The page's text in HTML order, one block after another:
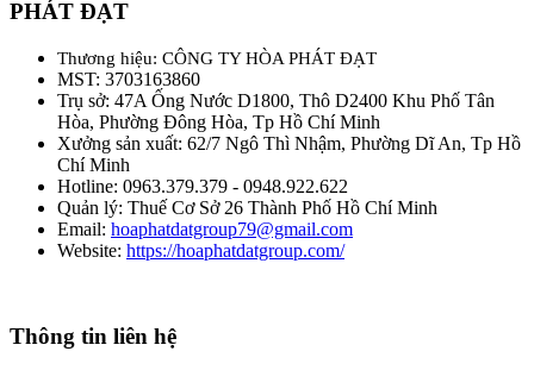
PHÁT ĐẠT
Thương hiệu: CÔNG TY HÒA PHÁT ĐẠT
MST: 3703163860
Trụ sở: 47A Ống Nước D1800, Thô D2400 Khu Phố Tân
Hòa, Phường Đông Hòa, Tp Hồ Chí Minh
Xưởng sản xuất: 62/7 Ngô Thì Nhậm, Phường Dĩ An, Tp Hồ
Chí Minh
Hotline: 0963.379.379 - 0948.922.622
Quản lý: Thuế Cơ Sở 26 Thành Phố Hồ Chí Minh
Email: hoaphatdatgroup79@gmail.com
Website: https://hoaphatdatgroup.com/
Thông tin liên hệ